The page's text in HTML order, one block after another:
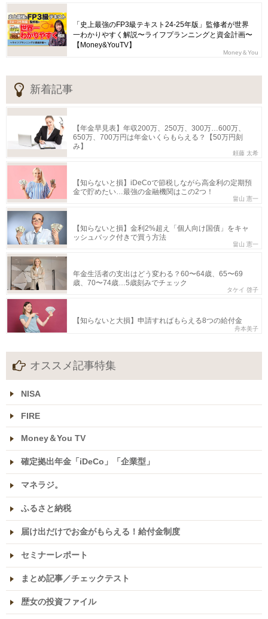
「史上最強のFP3級テキスト24-25年版」監修者が世界
一わかりやすく解説〜ライフプランニングと資金計画〜
【Money&YouTV】
Money＆You
新着記事
【年金早見表】年収200万、250万、300万…600万、
650万、700万円は年金いくらもらえる？【50万円刻
み】
頼藤 太希
【知らないと損】iDeCoで節税しながら高金利の定期預
金で貯めたい…最強の金融機関はこの2つ！
畠山 憲一
【知らないと損】金利2%超え「個人向け国債」をキャ
ッシュバック付きで買う方法
畠山 憲一
年金生活者の支出はどう変わる？60〜64歳、65〜69
歳、70〜74歳…5歳刻みでチェック
タケイ 啓子
【知らないと大損】申請すればもらえる8つの給付金
舟本美子
オススメ記事特集
NISA
FIRE
Money＆You TV
確定拠出年金「iDeCo」「企業型」
マネラジ。
ふるさと納税
届け出だけでお金がもらえる！給付金制度
セミナーレポート
まとめ記事／チェックテスト
歴女の投資ファイル